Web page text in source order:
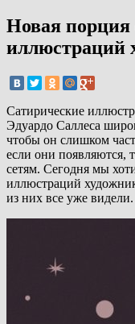
Новая порция
иллюстраций
Сатирические
Эдуардо Саллеса
чтобы он слишком
если они появляются,
сетям. Сегодня мы
иллюстраций
из них все уже видели.